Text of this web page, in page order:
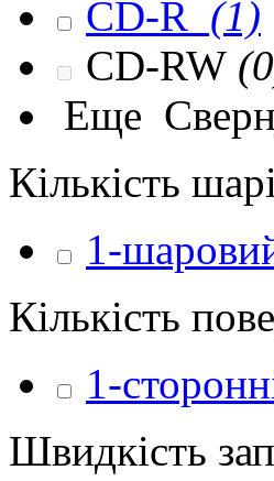
CD-R (1)
CD-RW
Еще
Кількість
1-
Кількість
1-
Швидкість